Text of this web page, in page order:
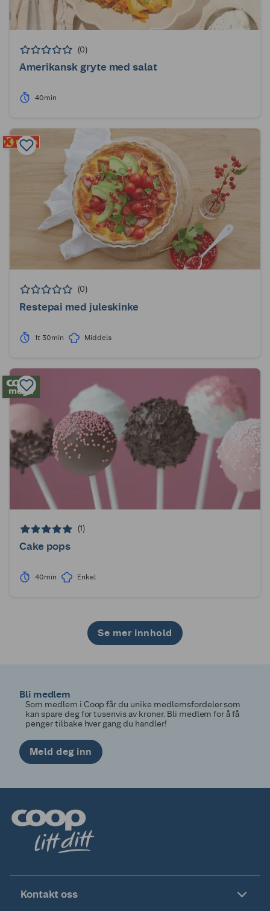
(0)
Amerikansk gryte med salat
40min
(0)
Restepai med juleskinke
1t 30min Middels
(1)
Cake pops
40min Enkel
Se mer innhold
Bli medlem
Som medlem i Coop får du unike medlemsfordeler som
kan spare deg for tusenvis av kroner. Bli medlem for å få
penger tilbake hver gang du handler!
Meld deg inn
Kontakt oss